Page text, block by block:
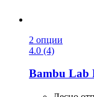
2 опции
4.0 (4)
Bambu Lab